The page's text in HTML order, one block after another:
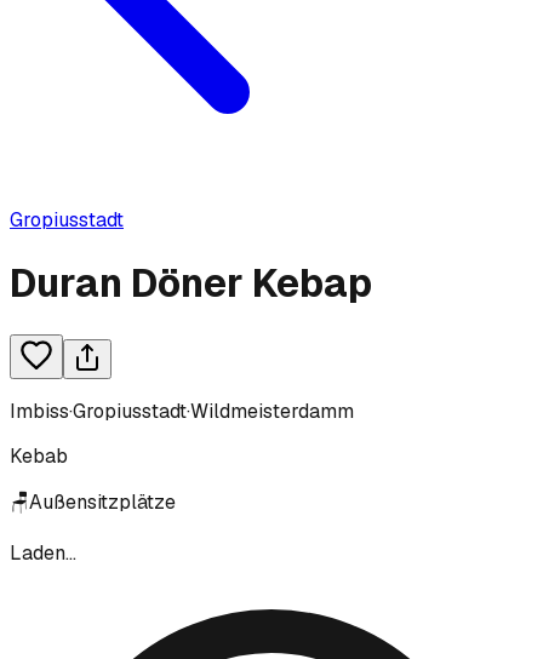
Gropiusstadt
Duran Döner Kebap
Imbiss·Gropiusstadt·Wildmeisterdamm
Kebab
🪑Außensitzplätze
Laden...